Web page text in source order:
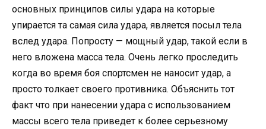
основных принципов силы удара на которые
упирается та самая сила удара, является посыл тела
вслед удара. Попросту — мощный удар, такой если в
него вложена масса тела. Очень легко проследить
когда во время боя спортсмен не наносит удар, а
просто толкает своего противника. Объяснить тот
факт что при нанесении удара с использованием
массы всего тела приведет к более серьезному